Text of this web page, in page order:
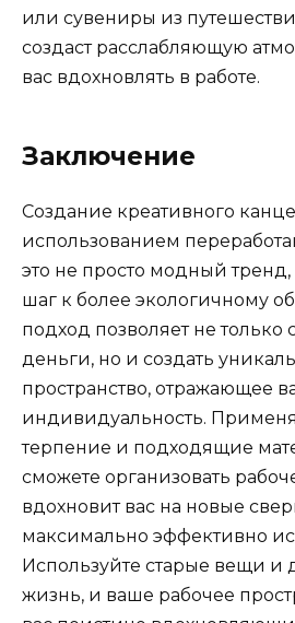
или сувениры из
создаст расслабляющую
вас вдохновлять в работе.
Заключение
Создание креативного
использованием
это не просто модный
шаг к более экологичному
подход позволяет не только
деньги, но и создать
пространство, отражающее
индивидуальность.
терпение и подходящие
сможете организовать
вдохновит вас на новые
максимально эффективно
Используйте старые вещи и
жизнь, и ваше рабочее